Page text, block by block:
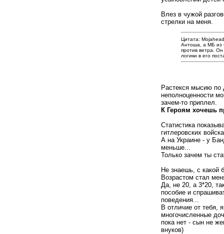
Влез в чужой
стрелки на меня.
Цитата:
Антоша, а МБ из
против ветра.
логики в его
Растекся мысию по
неполноценности
зачем-то приплел.
К Героям хочешь
Статистика
гитлеровских
А на Украине - у
меньше...
Только зачем ты
Не знаешь, с какой
Возрастом стал
Да, не 20, а 3*20,
пособие и
поведения...
В отличие от тебя,
многочисленные
пока нет - сын не
внуков)